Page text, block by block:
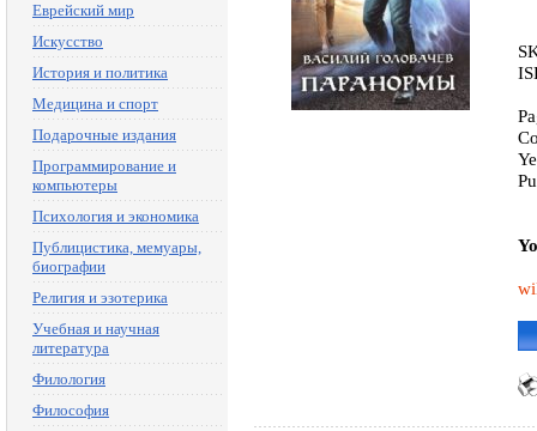
Еврейский мир
Искусство
История и политика
Медицина и спорт
Подарочные издания
Программирование и
компьютеры
Психология и экономика
Публицистика, мемуары,
биографии
Религия и эзотерика
Учебная и научная
литература
Филология
Философия